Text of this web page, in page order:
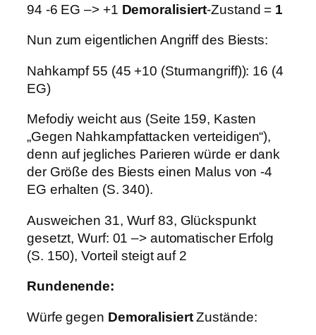
94 -6 EG –> +1 Demoralisiert-Zustand = 1
Nun zum eigentlichen Angriff des Biests:
Nahkampf 55 (45 +10 (Sturmangriff)): 16 (4
EG)
Mefodiy weicht aus (Seite 159, Kasten
„Gegen Nahkampfattacken verteidigen“),
denn auf jegliches Parieren würde er dank
der Größe des Biests einen Malus von -4
EG erhalten (S. 340).
Ausweichen 31, Wurf 83, Glückspunkt
gesetzt, Wurf: 01 –> automatischer Erfolg
(S. 150), Vorteil steigt auf 2
Rundenende:
Würfe gegen DemoralisiertZustände: